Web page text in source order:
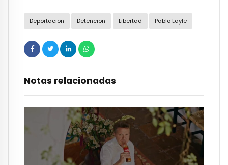
Deportacion Detencion Libertad Pablo Layle
Notas relacionadas